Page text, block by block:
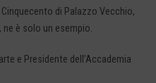
di Palazzo Vecchio,
è solo un esempio.
e Presidente dell’Accademia